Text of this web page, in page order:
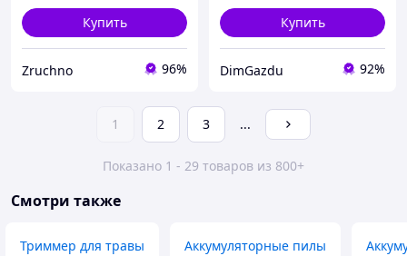
Купить
Zruchno 96%
Купить
DimGazdu 92%
1 2 3 ...
Показано 1 - 29 товаров из 800+
Смотри также
Триммер для травы Аккумуляторные пилы